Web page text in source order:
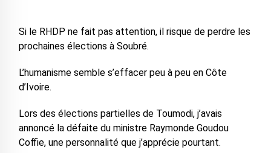
Si le RHDP ne fait pas attention, il risque de perdre les
prochaines élections à Soubré.
L’humanisme semble s’effacer peu à peu en Côte
d’Ivoire.
Lors des élections partielles de Toumodi, j’avais
annoncé la défaite du ministre Raymonde Goudou
Coffie, une personnalité que j’apprécie pourtant.